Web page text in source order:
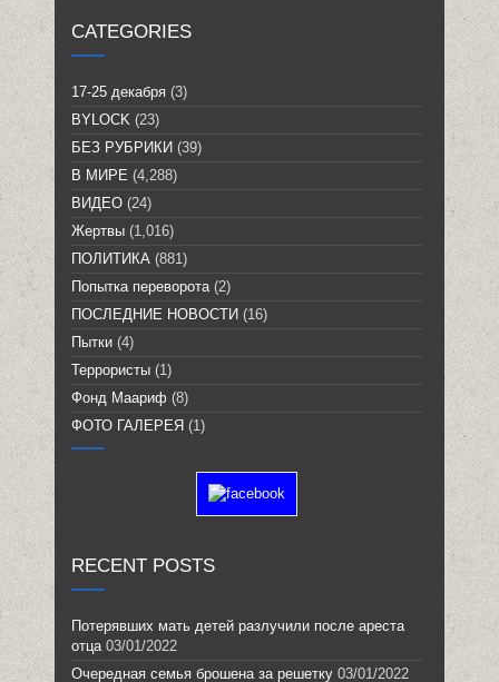
CATEGORIES
17-25 декабря (3)
BYLOCK (23)
БЕЗ РУБРИКИ (39)
В МИРЕ (4,288)
ВИДЕО (24)
Жертвы (1,016)
ПОЛИТИКА (881)
Попытка переворота(2)
ПОСЛЕДНИЕ НОВОСТИ (16)
Пытки (4)
Террористы (1)
Фонд Маариф (8)
ФОТО ГАЛЕРЕЯ (1)
RECENT POSTS
Потерявших мать детей разлучили после ареста
отца 03/01/2022
Очередная семья брошена за решетку 03/01/2022